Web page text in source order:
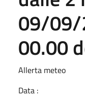
09/09/
00.00
Allerta meteo
Data :